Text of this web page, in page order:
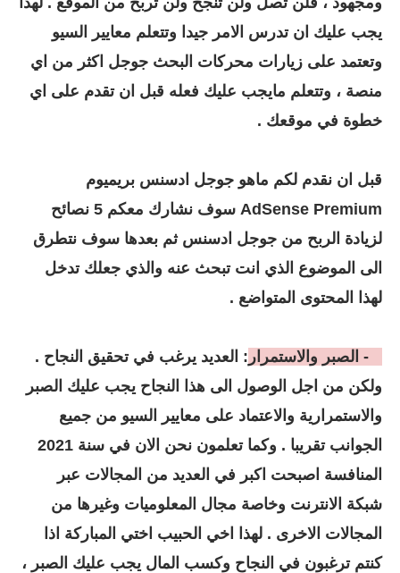
يجب عليك ان تدرس الامر جيدا وتتعلم معايير السيو
وتعتمد على زيارات محركات البحث جوجل اكثر من اي
منصة ، وتتعلم مايجب عليك فعله قبل ان تقدم على اي
خطوة في موقعك .
قبل ان نقدم لكم ماهو جوجل ادسنس بريميوم
AdSense Premium سوف نشارك معكم 5 نصائح
لزيادة الربح من جوجل ادسنس ثم بعدها سوف نتطرق
الى الموضوع الذي انت تبحث عنه والذي جعلك تدخل
لهذا المحتوى المتواضع .
: العديد يرغب في تحقيق النجاح .
ولكن من اجل الوصول الى هذا النجاح يجب عليك الصبر
والاستمرارية والاعتماد على معايير السيو من جميع
الجوانب تقريبا . وكما تعلمون نحن الان في سنة 2021
المنافسة اصبحت اكبر في العديد من المجالات عبر
شبكة الانترنت وخاصة مجال المعلوميات وغيرها من
المجالات الاخرى . لهذا اخي الحبيب اختي المباركة اذا
كنتم ترغبون في النجاح وكسب المال يجب عليك الصبر ،